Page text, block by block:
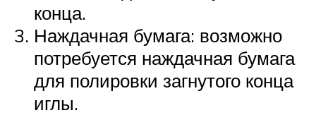
конца.
Наждачная бумага: возможно
потребуется наждачная бумага
для полировки загнутого конца
иглы.